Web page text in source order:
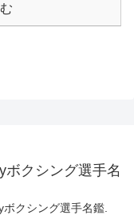
クシング選手名
クシング選手名鑑.